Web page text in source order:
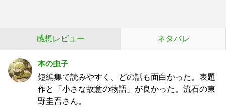
感想レビュー ネタバレ
本の虫子
短編集で読みやすく、どの話も面白かった。表題
作と「小さな故意の物語」が良かった。流石の東
野圭吾さん。